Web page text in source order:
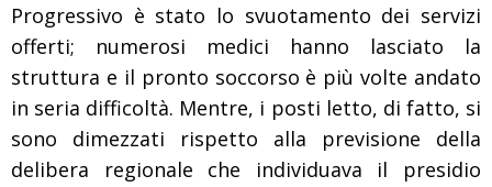
Progressivo è stato lo svuotamento dei servizi
offerti; numerosi medici hanno lasciato la
struttura e il pronto soccorso è più volte andato
in seria difficoltà. Mentre, i posti letto, di fatto, si
sono dimezzati rispetto alla previsione della
delibera regionale che individuava il presidio